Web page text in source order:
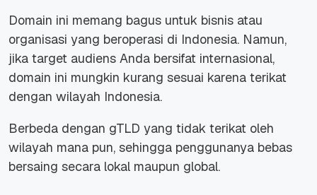
Domain ini memang bagus untuk bisnis atau
organisasi yang beroperasi di Indonesia. Namun,
jika target audiens Anda bersifat internasional,
domain ini mungkin kurang sesuai karena terikat
dengan wilayah Indonesia.
Berbeda dengan gTLD yang tidak terikat oleh
wilayah mana pun, sehingga penggunanya bebas
bersaing secara lokal maupun global.